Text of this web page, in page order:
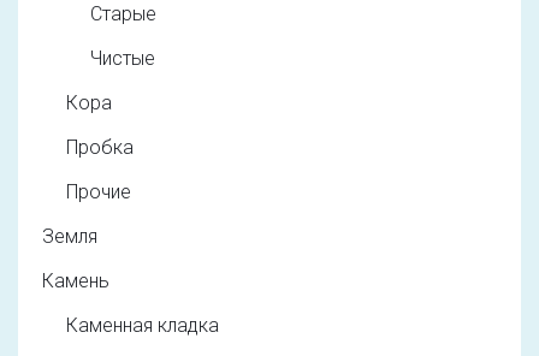
Старые
Чистые
Кора
Пробка
Прочие
Земля
Камень
Каменная кладка